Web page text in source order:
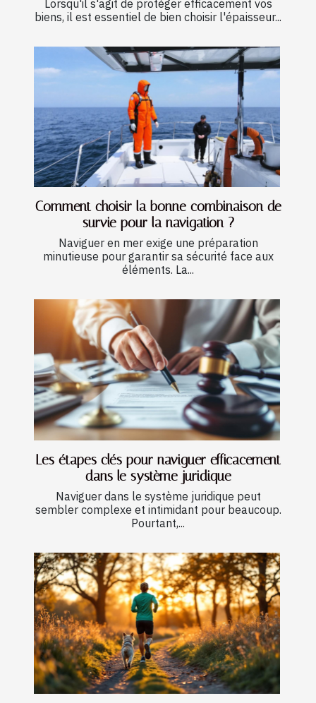
Lorsqu'il s'agit de protéger efficacement vos
biens, il est essentiel de bien choisir l'épaisseur...
Comment choisir la bonne combinaison de
survie pour la navigation ?
Naviguer en mer exige une préparation
minutieuse pour garantir sa sécurité face aux
éléments. La...
Les étapes clés pour naviguer efficacement
dans le système juridique
Naviguer dans le système juridique peut
sembler complexe et intimidant pour beaucoup.
Pourtant,...